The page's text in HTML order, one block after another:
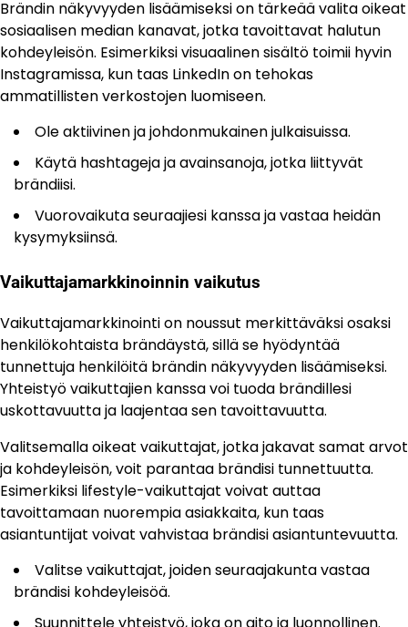
Brändin näkyvyyden lisäämiseksi on tärkeää valita oikeat
sosiaalisen median kanavat, jotka tavoittavat halutun
kohdeyleisön. Esimerkiksi visuaalinen sisältö toimii hyvin
Instagramissa, kun taas LinkedIn on tehokas
ammatillisten verkostojen luomiseen.
Ole aktiivinen ja johdonmukainen julkaisuissa.
Käytä hashtageja ja avainsanoja, jotka liittyvät
brändiisi.
Vuorovaikuta seuraajiesi kanssa ja vastaa heidän
kysymyksiinsä.
Vaikuttajamarkkinoinnin vaikutus
Vaikuttajamarkkinointi on noussut merkittäväksi osaksi
henkilökohtaista brändäystä, sillä se hyödyntää
tunnettuja henkilöitä brändin näkyvyyden lisäämiseksi.
Yhteistyö vaikuttajien kanssa voi tuoda brändillesi
uskottavuutta ja laajentaa sen tavoittavuutta.
Valitsemalla oikeat vaikuttajat, jotka jakavat samat arvot
ja kohdeyleisön, voit parantaa brändisi tunnettuutta.
Esimerkiksi lifestyle-vaikuttajat voivat auttaa
tavoittamaan nuorempia asiakkaita, kun taas
asiantuntijat voivat vahvistaa brändisi asiantuntevuutta.
Valitse vaikuttajat, joiden seuraajakunta vastaa
brändisi kohdeyleisöä.